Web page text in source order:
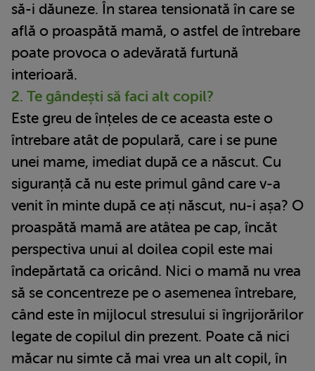
să-i dăuneze. În starea tensionată în care se
află o proaspătă mamă, o astfel de întrebare
poate provoca o adevărată furtună
interioară.
2. Te gândești să faci alt copil?
Este greu de înțeles de ce aceasta este o
întrebare atât de populară, care i se pune
unei mame, imediat după ce a născut. Cu
siguranță că nu este primul gând care v-a
venit în minte după ce ați născut, nu-i așa? O
proaspătă mamă are atâtea pe cap, încăt
perspectiva unui al doilea copil este mai
îndepărtată ca oricând. Nici o mamă nu vrea
să se concentreze pe o asemenea întrebare,
când este în mijlocul stresului si îngrijorărilor
legate de copilul din prezent. Poate că nici
măcar nu simte că mai vrea un alt copil, în